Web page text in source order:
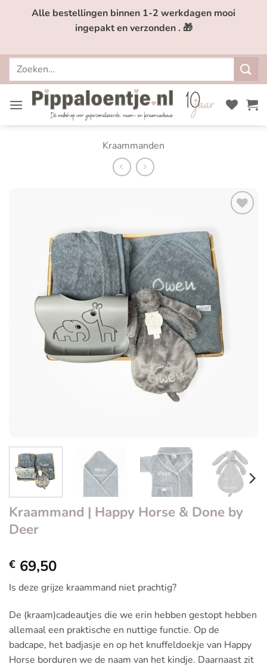
Alle bestellingen binnen 1-2 werkdagen mooi
ingepakt en verzonden . 🎁
Zoeken
Kraammanden
verlanglijst
Kraammand | Happy Horse & Done by
Deer
€ 69,50
Is deze grijze kraammand niet prachtig?
De (kraam)cadeautjes die we erin hebben gestopt hebben
allemaal een praktische en nuttige functie. Op de
badcape, het badjasje en op het knuffeldoekje van Happy
Horse borduren we de naam van het kindje. Daarnaast zit